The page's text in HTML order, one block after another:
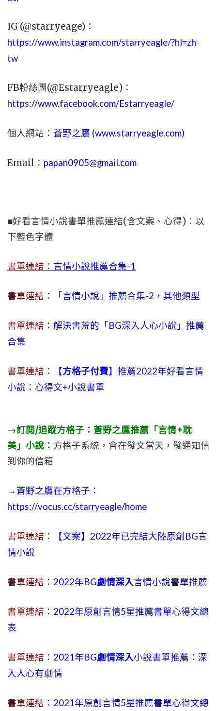
IG (@starryeage)：
https://www.instagram.com/starryeagle/?hl=zh-
tw
FB粉絲團(@Estarryeagle)：
https://www.facebook.com/Estarryeagle/
個人網站： 蒼野之鷹 (www.starryeagle.com)
Email： papan0905@gmail.com
■好看言情小說書單推薦連結(含文案、心得)：以
下藍色字體
書單連結 ：言情小說推薦合集-1
書單連結 ：「言情小說」推薦合集-2，其他類型
書單連結 ：解決書荒的「BG深入人心小說」推薦
合集
書單連結 ：【方格子付費】推薦2022年好看言情
小說：心得文+小說書單
→訂閱/追蹤方格子：蒼野之鷹推薦「言情+耽
美」小說： 方格子系統，會在發文當天，發通知信
到你的信箱
→蒼野之鷹在方格子：
https://vocus.cc/starryeagle/home
書單連結 ：【文案】2022年已完結大陸原創BG言
情小說
書單連結： 2022年BG劇情深入言情小說書單推薦
書單連結： 2022年原創言情5星推薦書單心得文總
表
書單連結： 2021年BG劇情深入小說書單推薦：深
入人心有劇情
書單連結： 2021年原創言情5星推薦書單心得文總